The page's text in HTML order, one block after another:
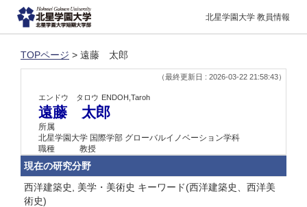
北星学園大学 教員情報
TOPページ > 遠藤 太郎
（最終更新日 : 2026-03-22 21:58:43）
エンドウ タロウ ENDOH,Taroh
遠藤 太郎
所属
北星学園大学 国際学部 グローバルイノベーション学科
職種
教授
現在の研究分野
西洋建築史, 美学・美術史 キーワード(西洋建築史、西洋美
術史)